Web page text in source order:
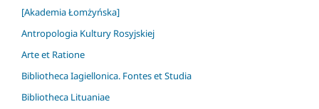
[Akademia Łomżyńska]
Antropologia Kultury Rosyjskiej
Arte et Ratione
Bibliotheca Iagiellonica. Fontes et Studia
Bibliotheca Lituaniae